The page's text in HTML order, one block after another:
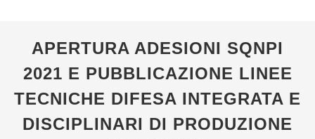
APERTURA ADESIONI SQNPI
2021 E PUBBLICAZIONE LINEE
TECNICHE DIFESA INTEGRATA E
DISCIPLINARI DI PRODUZIONE